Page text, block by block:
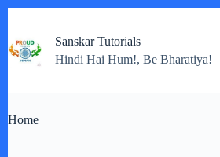
content
Sanskar Tutorials
Hindi Hai Hum!, Be Bharatiya!
Home